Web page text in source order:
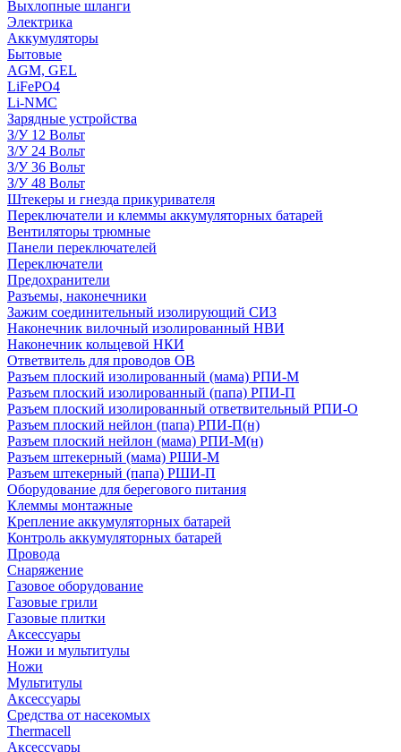
Выхлопные шланги
Электрика
Аккумуляторы
Бытовые
AGM, GEL
LiFePO4
Li-NMC
Зарядные устройства
З/У 12 Вольт
З/У 24 Вольт
З/У 36 Вольт
З/У 48 Вольт
Штекеры и гнезда прикуривателя
Переключатели и клеммы аккумуляторных батарей
Вентиляторы трюмные
Панели переключателей
Переключатели
Предохранители
Разъемы, наконечники
Зажим соединительный изолирующий СИЗ
Наконечник вилочный изолированный НВИ
Наконечник кольцевой НКИ
Ответвитель для проводов ОВ
Разъем плоский изолированный (мама) РПИ-М
Разъем плоский изолированный (папа) РПИ-П
Разъем плоский изолированный ответвительный РПИ-О
Разъем плоский нейлон (папа) РПИ-П(н)
Разъем плоский нейлон (мама) РПИ-М(н)
Разъем штекерный (мама) РШИ-М
Разъем штекерный (папа) РШИ-П
Оборудование для берегового питания
Клеммы монтажные
Крепление аккумуляторных батарей
Контроль аккумуляторных батарей
Провода
Снаряжение
Газовое оборудование
Газовые грили
Газовые плитки
Аксессуары
Ножи и мультитулы
Ножи
Мультитулы
Аксессуары
Средства от насекомых
Thermacell
Аксессуары